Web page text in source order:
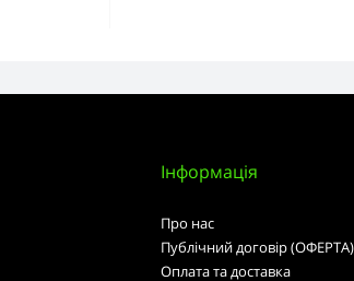
Інформація
Про нас
Публічний договір (ОФЕРТА)
Оплата та доставка